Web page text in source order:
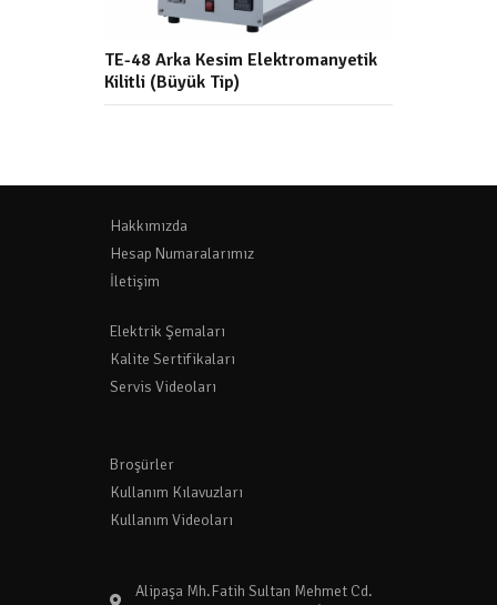
TE-48 Arka Kesim Elektromanyetik
Kilitli (Büyük Tip)
Hakkımızda
Hesap Numaralarımız
İletişim
Elektrik Şemaları
Kalite Sertifikaları
Servis Videoları
Broşürler
Kullanım Kılavuzları
Kullanım Videoları
Alipaşa Mh.Fatih Sultan Mehmet Cd.